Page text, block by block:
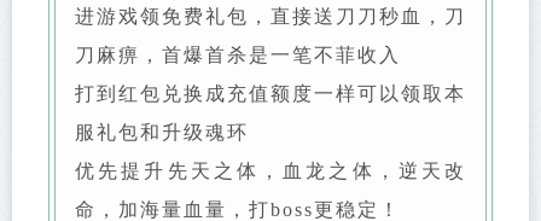
进游戏领免费礼包，直接送刀刀秒血，刀
刀麻痹，首爆首杀是一笔不菲收入
打到红包兑换成充值额度一样可以领取本
服礼包和升级魂环
优先提升先天之体，血龙之体，逆天改
命，加海量血量，打boss更稳定！